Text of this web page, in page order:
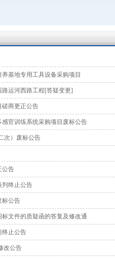
基地专用工具设备采购项目
运河西路工程[答疑变更]
磋商更正公告
官训练系统采购项目废标公告
次）废标公告
公告
判终止公告
标公告
文件的质疑函的答复及修改通
终止公告
改公告